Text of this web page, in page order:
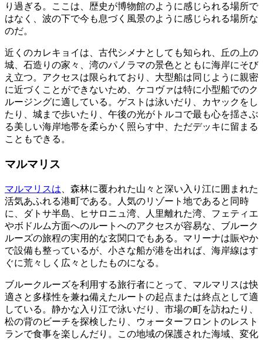
り過ぎる。ここは、歴史が博物館のように感じられる場所で
はなく、波の下で今も息づく風景のように感じられる場所な
のだ。
近くのカレキョイは、古代シメナとしても知られ、丘の上の
城、石造りの家々、湾のパノラマの景色とともに海岸にそび
え立つ。アクセスは限られており、大型船は同じように親密
に近づくことができないため、ケコヴァは特に小型船でのク
ルージングに適している。ゲストは泳いだり、カヤックをし
たり、城まで歩いたり、午後の光がトルコで最も心を揺さぶ
る美しい海岸地帯を柔らかく照らす中、ただデッキに留まる
こともできる。
マルマリス
マルマリスは 、森林に覆われた山々と深い入り江に囲まれた
活気あふれる港町である。人気のリゾート地であると同時
に、ダトサ半島、ヒサロニュ湾、人里離れた湾、フェティエ
やボドルム方面へのルートへのアクセスが容易な、ブルーク
ルーズの旅程の実用的な玄関口でもある。マリーナは賑やか
で設備も整っているが、小さな船が港を出れば、海岸線はす
ぐに荒々しく広々としたものになる。
ブルークルーズを利用する旅行者にとって、マルマリスは快
適さと多様性を兼ね備えたルートの起点または終点として適
している。静かな入り江で泳いだり、市場の町を訪ねたり、
松の背のビーチを探検したり、ウォーターフロントのレスト
ランで食事を楽しんだり。この地域の保護された海域、変化